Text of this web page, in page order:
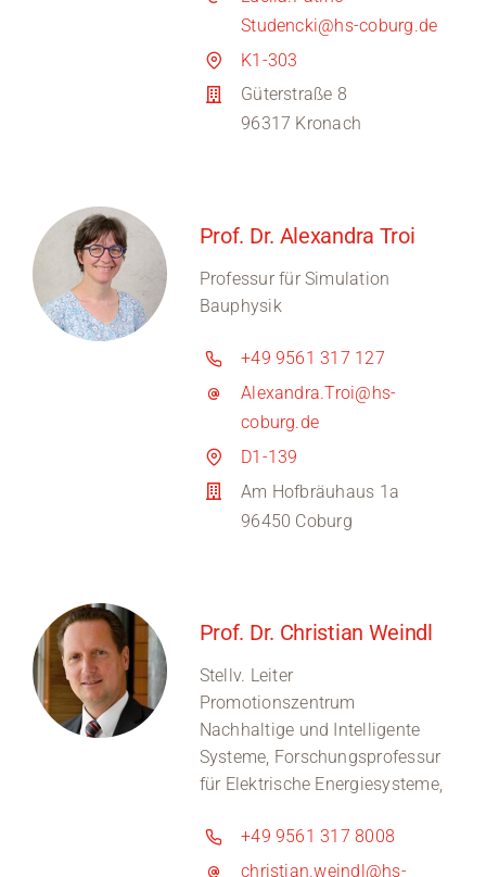
Studencki@hs-coburg.de
K1-303
Güterstraße 8
96317 Kronach
Prof. Dr. Alexandra Troi
Professur für Simulation
Bauphysik
+49 9561 317 127
Alexandra.Troi@hs-
coburg.de
D1-139
Am Hofbräuhaus 1a
96450 Coburg
Prof. Dr. Christian Weindl
Stellv. Leiter
Promotionszentrum
Nachhaltige und Intelligente
Systeme, Forschungsprofessur
für Elektrische Energiesysteme,
+49 9561 317 8008
christian.weindl@hs-